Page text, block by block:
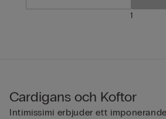
1
Cardigans och Koftor
Intimissimi erbjuder ett